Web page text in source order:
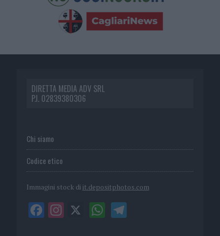
DIRETTA MEDIA ADV SRL
P.I. 02839380306
Chi siamo
Codice etico
Immagini stock di it.depositphotos.com